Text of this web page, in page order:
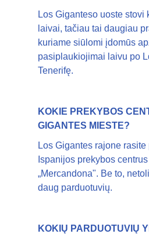
Los Giganteso uoste stovi
laivai, tačiau tai daugiau
kuriame siūlomi įdomūs
pasiplaukiojimai laivu po
Tenerifę.
KOKIE PREKYBOS
GIGANTES MIESTE?
Los Gigantes rajone
Ispanijos prekybos
„Mercandona". Be to,
daug parduotuvių.
KOKIŲ PARDUOTUVIŲ